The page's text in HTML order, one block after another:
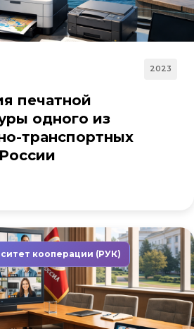
2023
печатной
одного из
транспортных
кооперации (РУК)